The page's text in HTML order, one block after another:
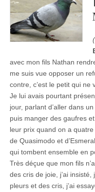
avec mon fils Nathan
me suis vue opposer un
contre, c’est le petit qui ne
Je lui avais pourtant
jour, parlant d’aller dans
puis manger des gaufres
leur prix quand on a quatre
de Quasimodo et
qui tombent ensemble en
Très déçue que mon fils
des cris de joie, j’ai insisté,
pleurs et des cris, j’ai